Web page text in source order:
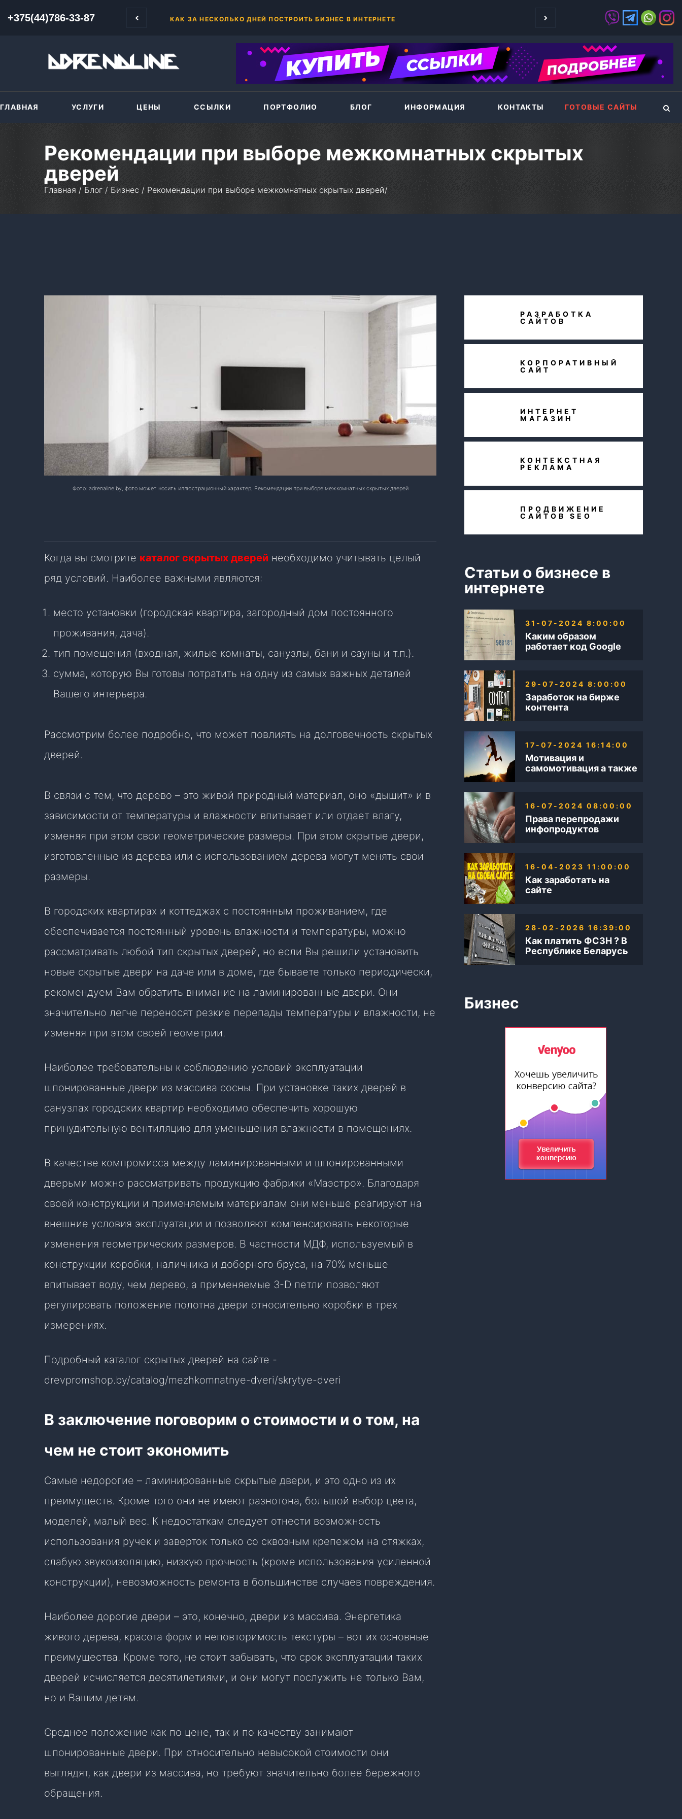
+375(44)786-33-87 +375(44)786-33-87 +375(44)786-33-87
УВЕЛИЧИВАЕМ ПОСЕЩАЕМОСТЬ САЙТОВ К ПЛЯЖНОМУ СЕЗОНУ ИНТЕРНЕТ-
ГЛАВНАЯ УСЛУГИ ЦЕНЫ ССЫЛКИ ПОРТФОЛИО БЛОГ ИНФОРМАЦИЯ КОНТАКТЫ ГОТОВЫЕ САЙТЫ
Рекомендации при выборе межкомнатных скрытых
дверей
Главная / Блог / Бизнес / Рекомендации при выборе межкомнатных скрытых дверей/
Фото: adrenaline.by, фото может носить иллюстрационный характер, Рекомендации при выборе межкомнатных скрытых дверей
Когда вы смотрите каталог скрытых дверей необходимо учитывать целый
ряд условий. Наиболее важными являются:
место установки (городская квартира, загородный дом постоянного
проживания, дача).
тип помещения (входная, жилые комнаты, санузлы, бани и сауны и т.п.).
сумма, которую Вы готовы потратить на одну из самых важных деталей
Вашего интерьера.
Рассмотрим более подробно, что может повлиять на долговечность скрытых
дверей.
В связи с тем, что дерево – это живой природный материал, оно «дышит» и в
зависимости от температуры и влажности впитывает или отдает влагу,
изменяя при этом свои геометрические размеры. При этом скрытые двери,
изготовленные из дерева или с использованием дерева могут менять свои
размеры.
В городских квартирах и коттеджах с постоянным проживанием, где
обеспечивается постоянный уровень влажности и температуры, можно
рассматривать любой тип скрытых дверей, но если Вы решили установить
новые скрытые двери на даче или в доме, где бываете только периодически,
рекомендуем Вам обратить внимание на ламинированные двери. Они
значительно легче переносят резкие перепады температуры и влажности, не
изменяя при этом своей геометрии.
Наиболее требовательны к соблюдению условий эксплуатации
шпонированные двери из массива сосны. При установке таких дверей в
санузлах городских квартир необходимо обеспечить хорошую
принудительную вентиляцию для уменьшения влажности в помещениях.
В качестве компромисса между ламинированными и шпонированными
дверьми можно рассматривать продукцию фабрики «Маэстро». Благодаря
своей конструкции и применяемым материалам они меньше реагируют на
внешние условия эксплуатации и позволяют компенсировать некоторые
изменения геометрических размеров. В частности МДФ, используемый в
конструкции коробки, наличника и доборного бруса, на 70% меньше
впитывает воду, чем дерево, а применяемые 3-D петли позволяют
регулировать положение полотна двери относительно коробки в трех
измерениях.
Подробный каталог скрытых дверей на сайте -
drevpromshop.by/catalog/mezhkomnatnye-dveri/skrytye-dveri
В заключение поговорим о стоимости и о том, на
чем не стоит экономить
Самые недорогие – ламинированные скрытые двери, и это одно из их
преимуществ. Кроме того они не имеют разнотона, большой выбор цвета,
моделей, малый вес. К недостаткам следует отнести возможность
использования ручек и заверток только со сквозным крепежом на стяжках,
слабую звукоизоляцию, низкую прочность (кроме использования усиленной
конструкции), невозможность ремонта в большинстве случаев повреждения.
Наиболее дорогие двери – это, конечно, двери из массива. Энергетика
живого дерева, красота форм и неповторимость текстуры – вот их основные
преимущества. Кроме того, не стоит забывать, что срок эксплуатации таких
дверей исчисляется десятилетиями, и они могут послужить не только Вам,
но и Вашим детям.
Среднее положение как по цене, так и по качеству занимают
шпонированные двери. При относительно невысокой стоимости они
выглядят, как двери из массива, но требуют значительно более бережного
обращения.
РАЗРАБОТКА
САЙТОВ
КОРПОРАТИВНЫЙ
САЙТ
ИНТЕРНЕТ
МАГАЗИН
КОНТЕКСТНАЯ
РЕКЛАМА
ПРОДВИЖЕНИЕ
САЙТОВ SEO
Статьи о бизнесе в
интернете
Каким образом
работает код Google
31-07-2024 8:00:00
Заработок на бирже
контента
29-07-2024 8:00:00
Мотивация и
самомотивация а также
17-07-2024 16:14:00
Права перепродажи
инфопродуктов
16-07-2024 08:00:00
Как заработать на
сайте
16-04-2023 11:00:00
Как платить ФСЗН ? В
Республике Беларусь
28-02-2026 16:39:00
Бизнес